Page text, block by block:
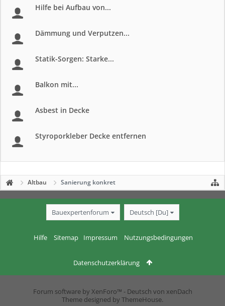
Hilfe bei Aufbau von...
Dämmung und Verputzen...
Statik-Sorgen: Starke...
Balkon mit...
Asbest in Decke
Styroporkleber Decke entfernen
Altbau Sanierung konkret
Bauexpertenforum Deutsch [Du]
Hilfe Sitemap Impressum Nutzungsbedingungen
Datenschutzerklärung
Forum software by XenForo™ - Deutsch von xenDach
Theme designed by ThemeHouse.